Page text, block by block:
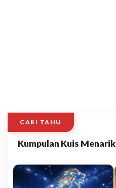
CARI TAHU
Kumpulan Kuis Menarik